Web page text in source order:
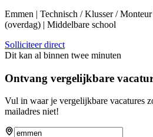
Emmen | Technisch / Klusser /
(overdag) | Middelbare school
Solliciteer direct
Dit kan al binnen twee minuten
Ontvang vergelijkbare
Vul in waar je vergelijkbare vacatures
mailadres niet!